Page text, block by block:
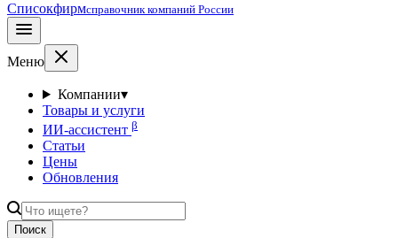
Списокфирмсправочник компаний России
Меню
Компании▾
Товары и услуги
ИИ-ассистент β
Статьи
Цены
Обновления
Поиск